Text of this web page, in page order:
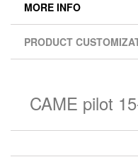
MORE INFO
PRODUCT
CAME pilot